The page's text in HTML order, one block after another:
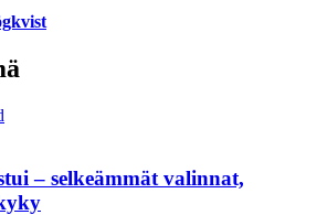
– selkeämmät valinnat,